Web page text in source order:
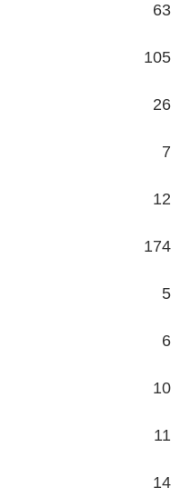
63
105
26
7
12
174
5
6
10
11
14